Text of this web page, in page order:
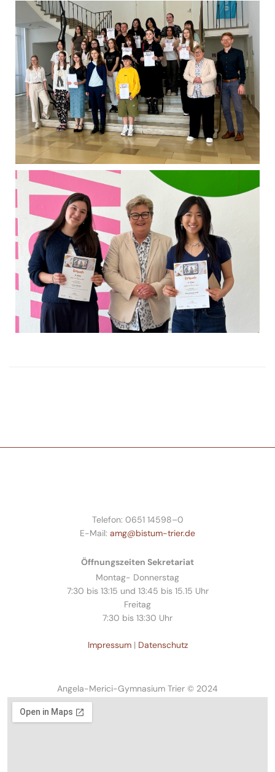
Telefon: 0651 14598–0
E-Mail: amg@bistum-trier.de
Öffnungszeiten Sekretariat
Montag- Donnerstag
7:30 bis 13:15 und 13:45 bis 15.15 Uhr
Freitag
7:30 bis 13:30 Uhr
Impressum| Datenschutz
Angela-Merici-Gymnasium Trier © 2024